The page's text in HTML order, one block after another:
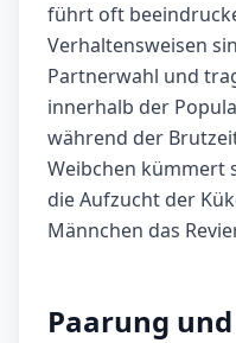
führt oft
Verhaltensweisen
Partnerwahl und
innerhalb der
während der
Weibchen kümmert
die Aufzucht der
Männchen das
Paarung